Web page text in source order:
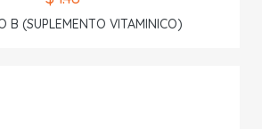
B (SUPLEMENTO VITAMINICO)